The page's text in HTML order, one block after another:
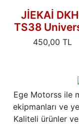
JİEKAİ
TS38
Şerit LED
450,00 TL
Ege Motorss ile
ekipmanları ve
Kaliteli ürünler